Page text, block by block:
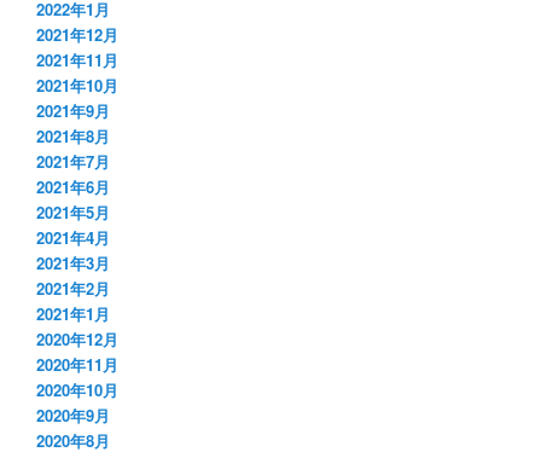
2022年1月
2021年12月
2021年11月
2021年10月
2021年9月
2021年8月
2021年7月
2021年6月
2021年5月
2021年4月
2021年3月
2021年2月
2021年1月
2020年12月
2020年11月
2020年10月
2020年9月
2020年8月